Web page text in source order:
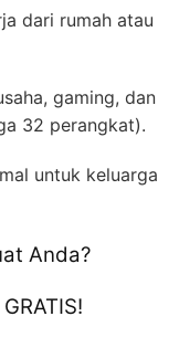
dari rumah atau
gaming, dan
32 perangkat).
untuk keluarga
Anda?